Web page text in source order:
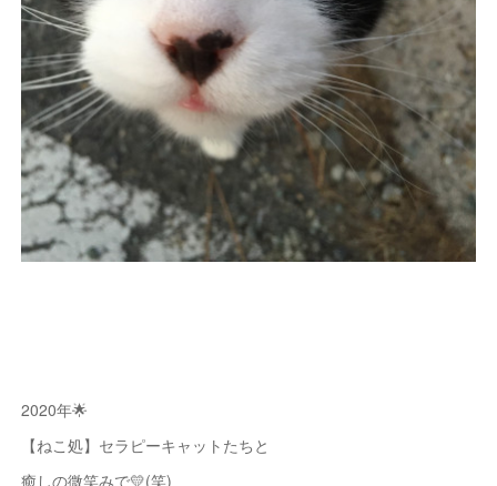
2020年🌟
【ねこ処】セラピーキャットたちと
癒しの微笑みで💛(笑)